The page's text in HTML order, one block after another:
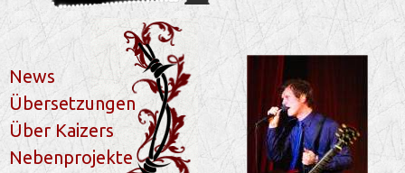
News
Übersetzungen
Über Kaizers
Nebenprojekte